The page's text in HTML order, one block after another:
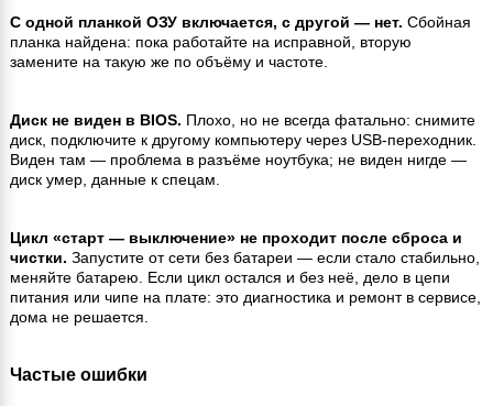
С одной планкой ОЗУ включается, с другой — нет. Сбойная
планка найдена: пока работайте на исправной, вторую
замените на такую же по объёму и частоте.
Диск не виден в BIOS. Плохо, но не всегда фатально: снимите
диск, подключите к другому компьютеру через USB-переходник.
Виден там — проблема в разъёме ноутбука; не виден нигде —
диск умер, данные к спецам.
Цикл «старт — выключение» не проходит после сброса и
чистки. Запустите от сети без батареи — если стало стабильно,
меняйте батарею. Если цикл остался и без неё, дело в цепи
питания или чипе на плате: это диагностика и ремонт в сервисе,
дома не решается.
Частые ошибки